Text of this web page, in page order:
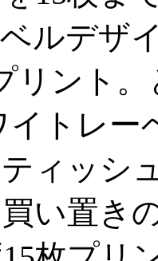
ルデザ
リント
イトレ
ィッシ
い置き